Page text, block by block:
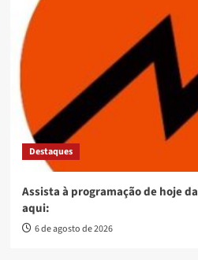
Destaques
Assista à programação de hoje
aqui:
6 de agosto de 2026